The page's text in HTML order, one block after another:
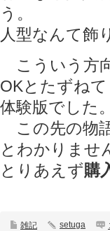
う。
人型なんて飾
こういう方
OKとたずね
体験版でした。
この先の物
とわかりませ
とりあえず購
雑記 setuga